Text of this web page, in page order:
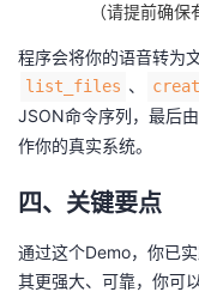
（请提前确保
程序会将你的语音转为
list_files 、
JSON命令序列，最后由
作你的真实系统。
四、关键要点
通过这个Demo，你已
其更强大、可靠，你可